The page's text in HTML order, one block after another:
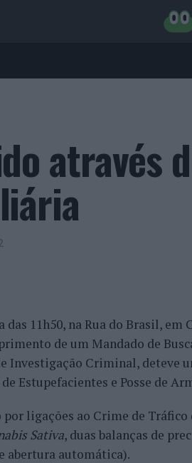
através
das 11h50, na Rua do Brasil,
de um Mandado de
Investigação Criminal, deteve
Estupefacientes e Posse de
ligações ao Crime de Tráfico
Sativa, duas balanças de
abertura automática).